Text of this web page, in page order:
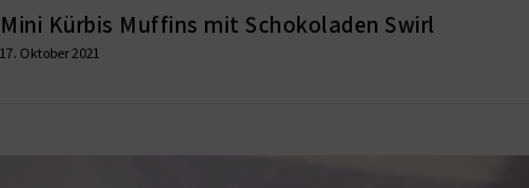
Mini Kürbis Muffins mit Schokoladen Swirl
17. Oktober 2021